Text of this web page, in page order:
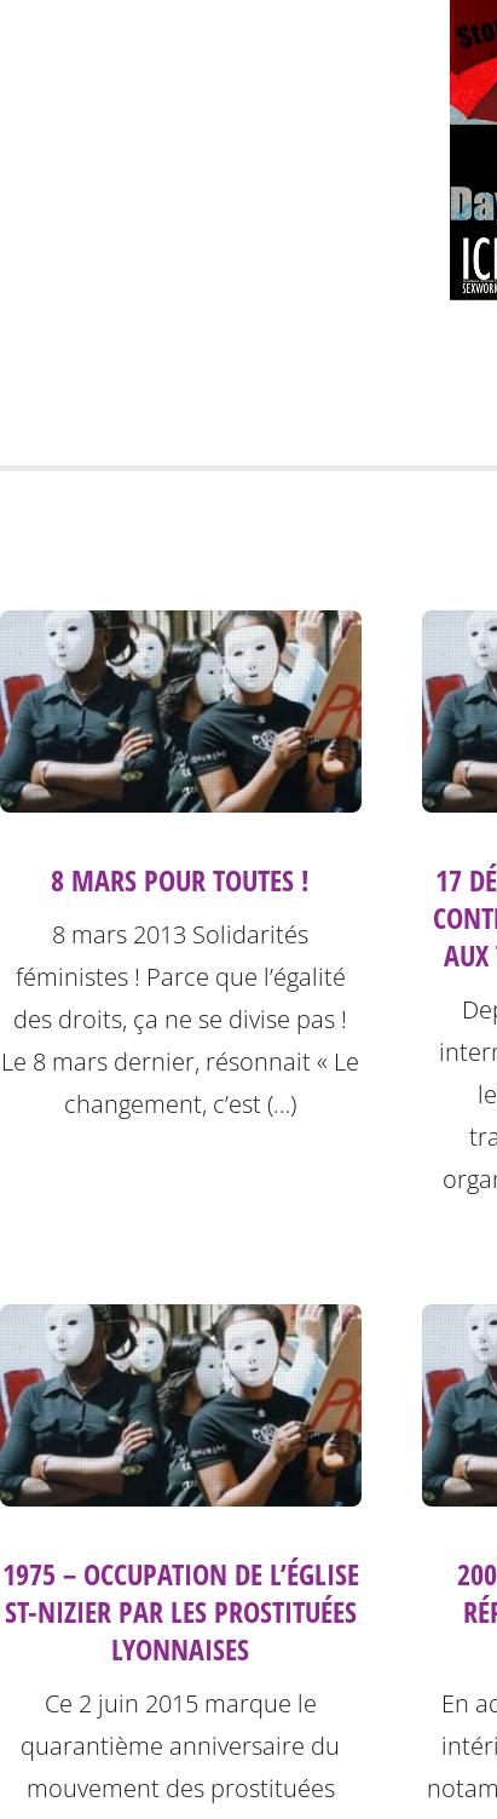
8 MARS POUR TOUTES !
8 mars 2013 Solidarités
féministes ! Parce que l’égalité
des droits, ça ne se divise pas !
Le 8 mars dernier, résonnait « Le
changement, c’est (…)
17
AUX
1975 – OCCUPATION DE L’ÉGLISE
ST-NIZIER PAR LES PROSTITUÉES
LYONNAISES
Ce 2 juin 2015 marque le
quarantième anniversaire du
mouvement des prostituées
En